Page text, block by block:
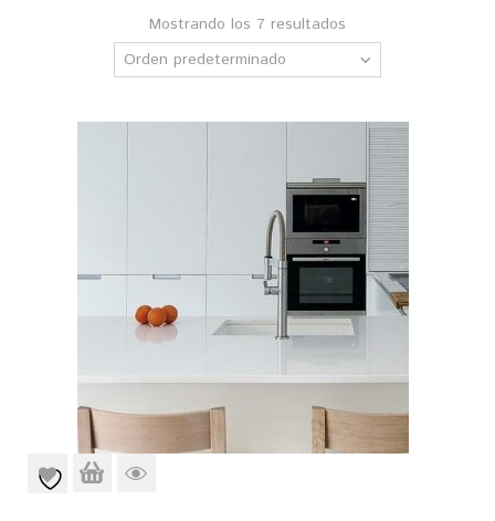
Mostrando los 7 resultados
Orden predeterminado